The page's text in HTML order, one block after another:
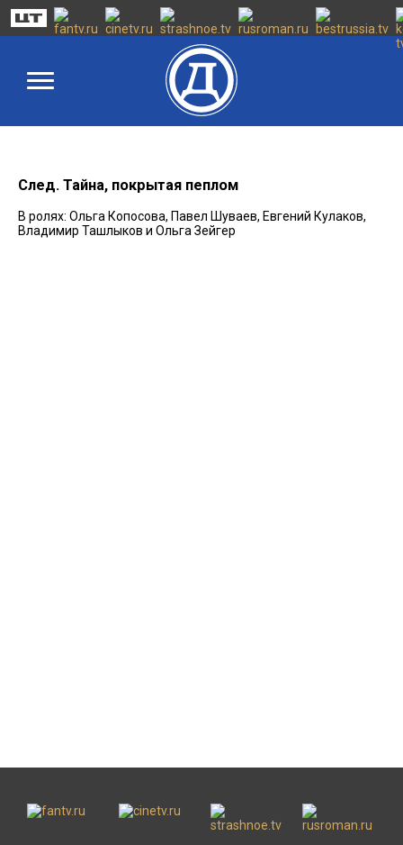
След. Тайна, покрытая пеплом
В ролях: Ольга Копосова, Павел Шуваев, Евгений Кулаков,
Владимир Ташлыков и Ольга Зейгер